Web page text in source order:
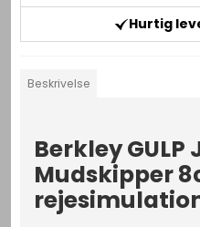
Hurtig
Beskrivelse
Berkley
Mudskipper